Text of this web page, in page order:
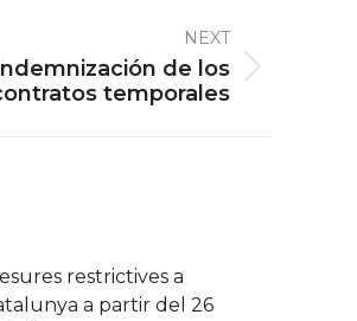
NEXT
de los
temporales
restrictives a
a partir del 26